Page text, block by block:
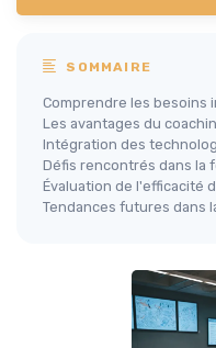
SOMMAIRE
Comprendre les besoins
Les avantages du
Intégration des
Défis rencontrés dans la
Évaluation de l'efficacité
Tendances futures dans